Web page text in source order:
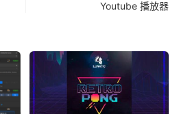
Youtube 播放器